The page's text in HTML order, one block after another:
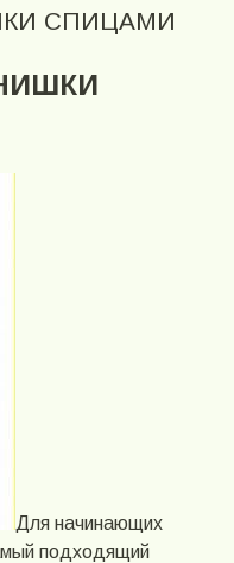
СПИЦАМИ
Для начинающих
подходящий